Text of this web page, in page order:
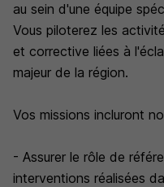
au sein d'une équipe
Vous piloterez les
et corrective liées à
majeur de la région.
Vos missions incluront
- Assurer le rôle de
interventions réalisées